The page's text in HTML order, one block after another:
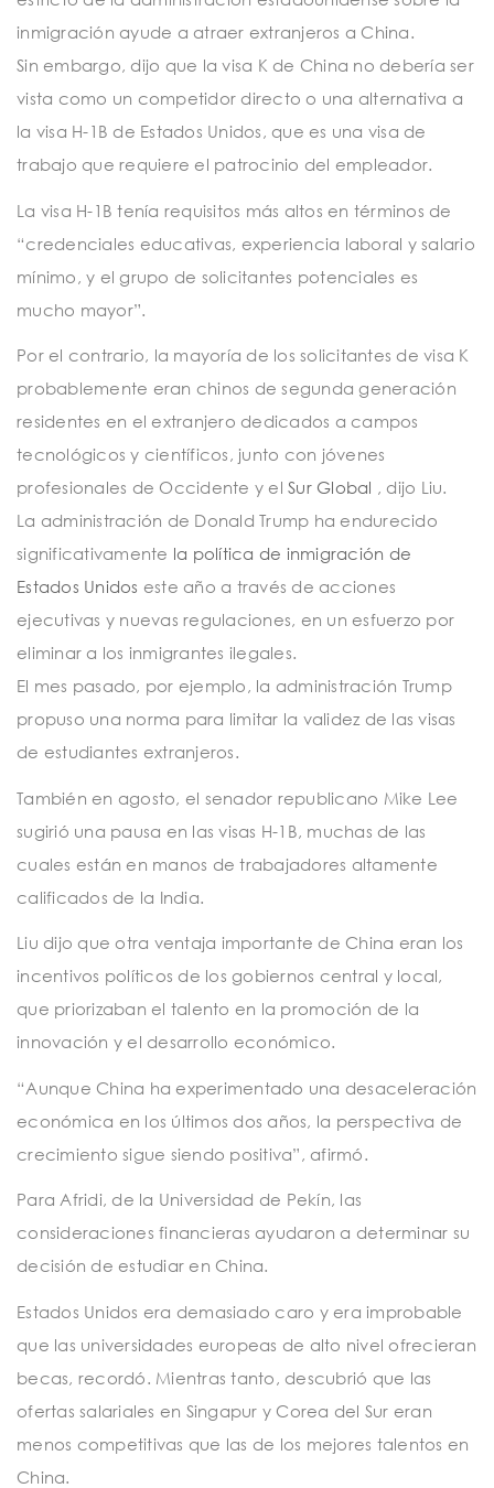
inmigración ayude a atraer extranjeros a China.
Sin embargo, dijo que la visa K de China no debería ser
vista como un competidor directo o una alternativa a
la visa H-1B de Estados Unidos, que es una visa de
trabajo que requiere el patrocinio del empleador.
La visa H-1B tenía requisitos más altos en términos de
“credenciales educativas, experiencia laboral y salario
mínimo, y el grupo de solicitantes potenciales es
mucho mayor”.
Por el contrario, la mayoría de los solicitantes de visa K
probablemente eran chinos de segunda generación
residentes en el extranjero dedicados a campos
tecnológicos y científicos, junto con jóvenes
profesionales de Occidente y el Sur Global , dijo Liu.
La administración de Donald Trump ha endurecido
significativamente la política de inmigración de
Estados Unidos este año a través de acciones
ejecutivas y nuevas regulaciones, en un esfuerzo por
eliminar a los inmigrantes ilegales.
El mes pasado, por ejemplo, la administración Trump
propuso una norma para limitar la validez de las visas
de estudiantes extranjeros.
También en agosto, el senador republicano Mike Lee
sugirió una pausa en las visas H-1B, muchas de las
cuales están en manos de trabajadores altamente
calificados de la India.
Liu dijo que otra ventaja importante de China eran los
incentivos políticos de los gobiernos central y local,
que priorizaban el talento en la promoción de la
innovación y el desarrollo económico.
“Aunque China ha experimentado una desaceleración
económica en los últimos dos años, la perspectiva de
crecimiento sigue siendo positiva”, afirmó.
Para Afridi, de la Universidad de Pekín, las
consideraciones financieras ayudaron a determinar su
decisión de estudiar en China.
Estados Unidos era demasiado caro y era improbable
que las universidades europeas de alto nivel ofrecieran
becas, recordó. Mientras tanto, descubrió que las
ofertas salariales en Singapur y Corea del Sur eran
menos competitivas que las de los mejores talentos en
China.